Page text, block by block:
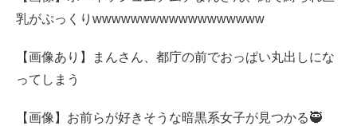
乳がぷっくりwwwwwwwwwwwwwwwwww
【画像あり】まんさん、都庁の前でおっぱい丸出しにな
ってしまう
【画像】お前らが好きそうな暗黒系女子が見つかる🥷